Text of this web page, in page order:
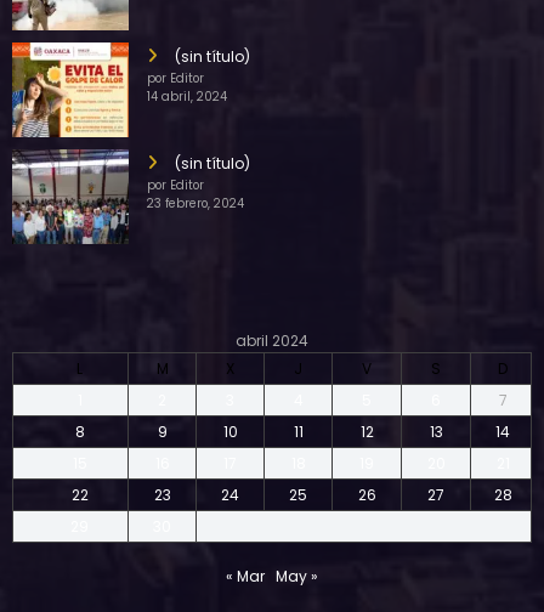
(sin título)
por Editor
14 abril, 2024
(sin título)
por Editor
23 febrero, 2024
abril 2024
L
M X J V S
D
7
8
9 10 11 12 13
14
22
23 24 25 26 27
28
« Mar May »